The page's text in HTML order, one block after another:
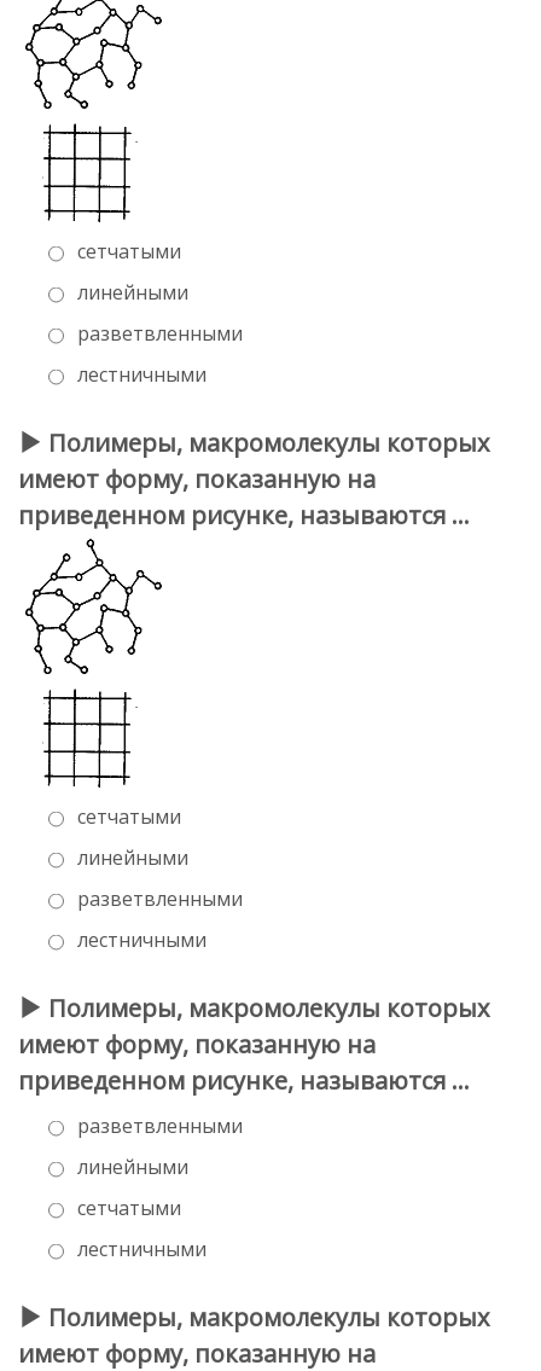
сетчатыми
линейными
разветвленными
лестничными
Полимеры, макромолекулы которых
имеют форму, показанную на
приведенном рисунке, называются …
сетчатыми
линейными
разветвленными
лестничными
Полимеры, макромолекулы которых
имеют форму, показанную на
приведенном рисунке, называются …
разветвленными
линейными
сетчатыми
лестничными
Полимеры, макромолекулы которых
имеют форму, показанную на